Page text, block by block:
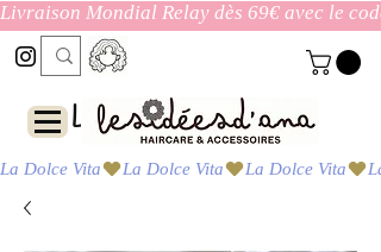
Livraison Mondial Relay dès 69€ avec le
Las ideas de Ana
La Dolce Vita